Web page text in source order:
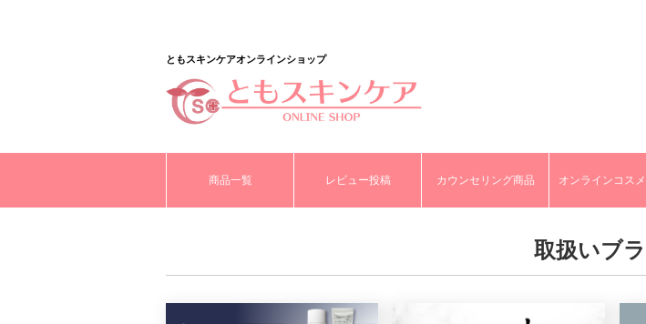
ともスキンケアオンラインショップ
商品一覧 レビュー投稿 カウンセリング商品 オンラインコス
取扱いブ